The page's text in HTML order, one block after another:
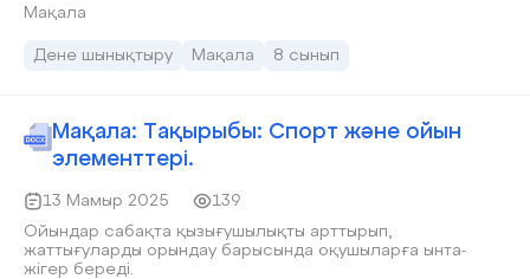
Мақала
Дене шынықтыру Мақала 8 сынып
Мақала: Тақырыбы: Спорт және ойын
элементтері.
13 Мамыр 2025
139
Ойындар сабақта қызығушылықты арттырып,
жаттығуларды орындау барысында оқушыларға ынта-
жігер береді.